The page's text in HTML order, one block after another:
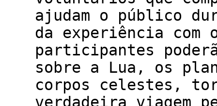
ajudam o público
da experiência
participantes
sobre a Lua, os
corpos celestes,
verdadeira viagem